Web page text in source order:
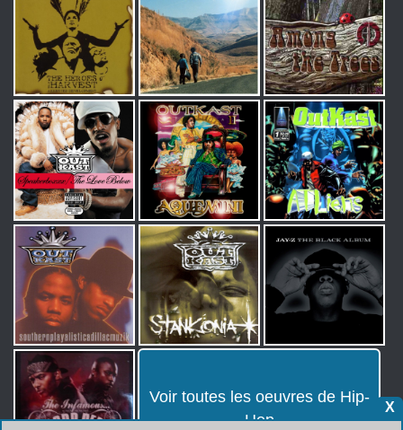
Voir toutes les oeuvres de Hip-
Hop
X